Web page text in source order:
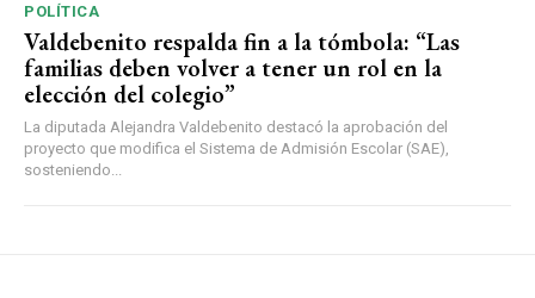
POLÍTICA
Valdebenito respalda fin a la tómbola: “Las
familias deben volver a tener un rol en la
elección del colegio”
La diputada Alejandra Valdebenito destacó la aprobación del
proyecto que modifica el Sistema de Admisión Escolar (SAE),
sosteniendo...